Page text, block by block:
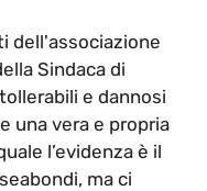
dell'associazione
Sindaca di
e dannosi
una vera e propria
l’evidenza è il
ma ci